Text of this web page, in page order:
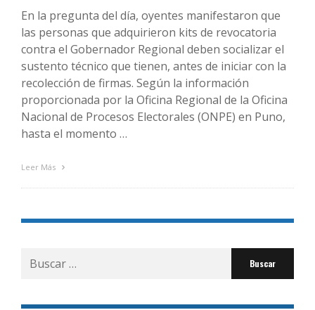
En la pregunta del día, oyentes manifestaron que
las personas que adquirieron kits de revocatoria
contra el Gobernador Regional deben socializar el
sustento técnico que tienen, antes de iniciar con la
recolección de firmas. Según la información
proporcionada por la Oficina Regional de la Oficina
Nacional de Procesos Electorales (ONPE) en Puno,
hasta el momento …
Leer Más
Buscar
por: